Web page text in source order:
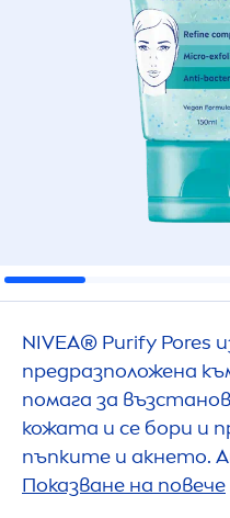
NIVEA® Purify Pores
предразположена
помага за
кожата и се бори и
пъпките и акнето.
формула почиства
Показване на повече